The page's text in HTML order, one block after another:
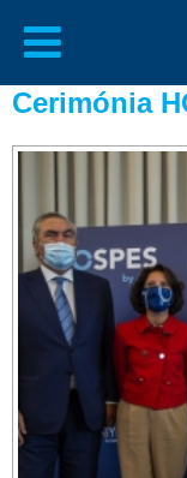
Cerimónia